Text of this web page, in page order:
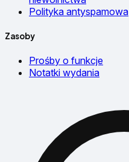
Polityka antyspamowa
Zasoby
Prośby o funkcje
Notatki wydania